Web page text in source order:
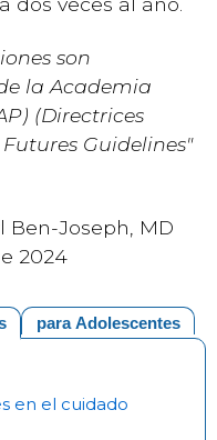
son
la Academia
(Directrices
Guidelines"
Ben-Joseph, MD
2024
para Adolescentes
en el cuidado